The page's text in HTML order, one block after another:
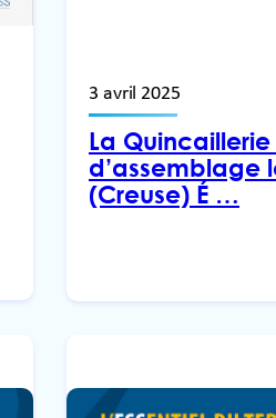
3 avril 2025
La Quincaillerie
d’assemblage
(Creuse) É …